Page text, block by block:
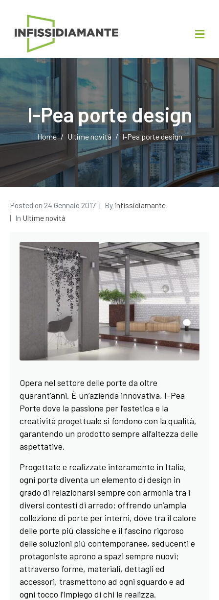
I-Pea porte design
Home Ultime novità I-Pea porte design
Posted on 24 Gennaio 2017 By infissidiamante
In Ultime novità
Opera nel settore delle porte da oltre
quarant’anni. È un’azienda innovativa, I-Pea
Porte dove la passione per l’estetica e la
creatività progettuale si fondono con la qualità,
garantendo un prodotto sempre all’altezza delle
aspettative.
Progettate e realizzate interamente in Italia,
ogni porta diventa un elemento di design in
grado di relazionarsi sempre con armonia tra i
diversi contesti di arredo; offrendo un’ampia
collezione di porte per interni, dove tra il calore
delle porte più classiche e il fascino rigoroso
delle soluzioni più contemporanee, seducenti e
protagoniste aprono a spazi sempre nuovi;
attraverso forme, materiali, dettagli ed
accessori, trasmettono ad ogni sguardo e ad
ogni tocco l’impiego di chi le realizza.